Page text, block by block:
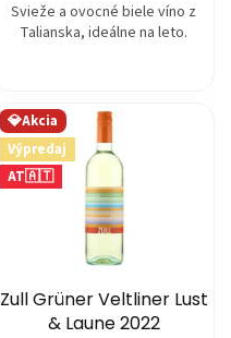
Svieže a ovocné biele víno z
Talianska, ideálne na leto.
💎Akcia
Výpredaj
AT🇦🇹
Zull Grüner Veltliner Lust
& Laune 2022